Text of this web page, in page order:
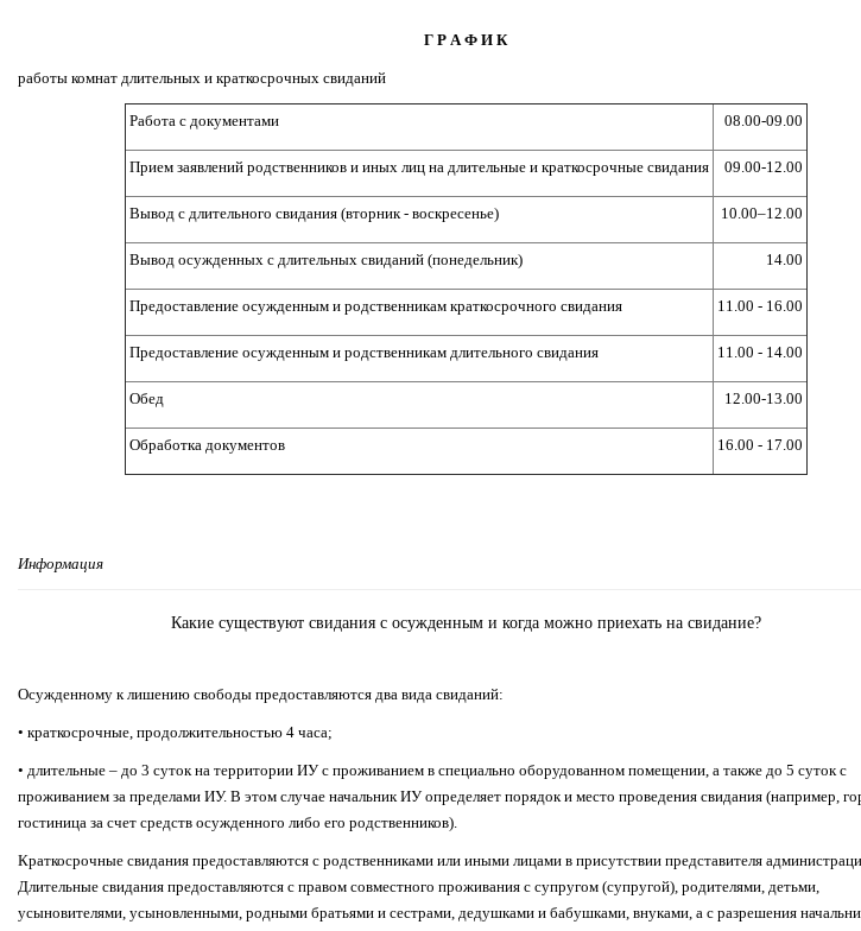
Г Р А Ф И К
работы комнат длительных и краткосрочных свиданий
Работа с документами 08.00-09.00
Прием заявлений родственников и иных лиц на длительные и краткосрочные свидания 09.00-12.00
Вывод с длительного свидания (вторник - воскресенье) 10.00–12.00
Вывод осужденных с длительных свиданий (понедельник) 14.00
Предоставление осужденным и родственникам краткосрочного свидания 11.00 - 16.00
Предоставление осужденным и родственникам длительного свидания 11.00 - 14.00
Обед 12.00-13.00
Обработка документов 16.00 - 17.00
Информация
Какие существуют свидания с осужденным и когда можно приехать на свидание?
Осужденному к лишению свободы предоставляются два вида свиданий:
• краткосрочные, продолжительностью 4 часа;
• длительные – до 3 суток на территории ИУ с проживанием в специально оборудованном помещении, а также до 5 суток с
проживанием за пределами ИУ. В этом случае начальник ИУ определяет порядок и место проведения свидания (например,
гостиница за счет средств осужденного либо его родственников).
Краткосрочные свидания предоставляются с родственниками или иными лицами в присутствии представителя
Длительные свидания предоставляются с правом совместного проживания с супругом (супругой), родителями, детьми,
усыновителями, усыновленными, родными братьями и сестрами, дедушками и бабушками, внуками, а с разрешения